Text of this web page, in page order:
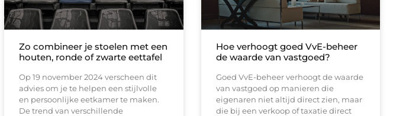
Zo combineer je stoelen met een
houten, ronde of zwarte eettafel
Op 19 november 2024 verscheen dit
advies om je te helpen een stijlvolle
en persoonlijke eetkamer te maken.
De trend van verschillende
Hoe verhoogt goed VvE-beheer
de waarde van vastgoed?
Goed VvE-beheer verhoogt de waarde
van vastgoed op manieren die
eigenaren niet altijd direct zien, maar
die bij een verkoop of taxatie direct